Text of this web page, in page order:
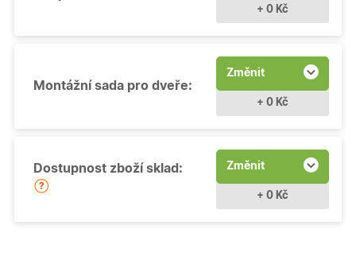
+ 0 Kč
Montážní sada pro dveře:
Změnit
+ 0 Kč
Dostupnost zboží sklad: Změnit
+ 0 Kč